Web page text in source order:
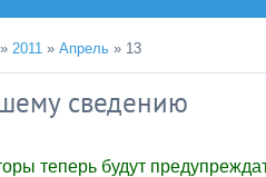
» 2011 » Апрель » 13
сведению
теперь будут